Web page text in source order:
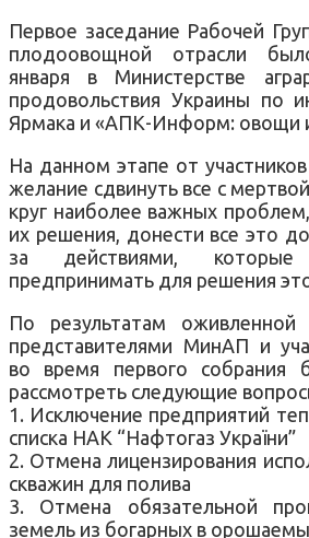
Первое заседание Рабочей
плодоовощной отрасли
января в Министерстве
продовольствия Украины по
Ярмака и «АПК-Информ: овощи
На данном этапе от
желание сдвинуть все с
круг наиболее важных
их решения, донести все это
за действиями,
предпринимать для решения
По результатам оживленной
представителями МинАП и
во время первого собрания
рассмотреть следующие
1. Исключение предприятий
списка НАК “Нафтогаз України”
2. Отмена лицензирования
скважин для полива
3. Отмена обязательной
земель из богарных в